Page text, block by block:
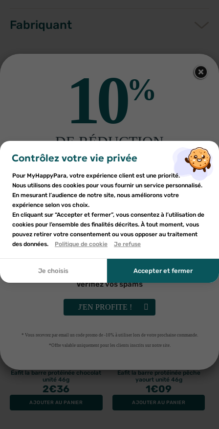
Fabriquant
Autres produits pour vous
EAFIT
Eafit boisson post effort orange
457g
12€66
AJOUTER AU PANIER
Eafit la barre protéinée pomme
yaourt unité 46g
2€36
AJOUTER AU PANIER
Eafit la barre protéinée chocolat
unité 46g
2€36
AJOUTER AU PANIER
Eafit la barre protéinée pêche
yaourt unité 46g
1€09
AJOUTER AU PANIER
Ajouter à ma liste d'envies ×
add_circle_outline
Créer une nouvelle liste
×
Nom de la liste d'envies
Annuler
Créer une liste d'envies
×
Vous devez être connecté pour ajouter des produits à votre
liste d'envies.
Annuler
Connexion
Contrôlez votre vie privée
Pour MyHappyPara, votre expérience client est une priorité.
Nous utilisons des cookies pour vous fournir un service personnalisé.
En mesurant l’audience de notre site, nous améliorons votre
expérience selon vos choix.
En cliquant sur “Accepter et fermer”, vous consentez à l’utilisation de
cookies pour l’ensemble des finalités décrites. À tout moment, vous
pouvez retirer votre consentement ou vous opposer au traitement
des données.
Politique de cookie Je refuse
Je choisis Accepter et fermer
10%
DE RÉDUCTION
sur votre première commande
Inscrivez-vous à notre newsletter et profitez
d'une réduction sur votre première commande*
En soumettant ce formulaire, j'accepte que les
informations saisies soient utilisées dans le cadre de
ma demande et de la relation commerciale qui peut en
découler. Vous référer à la politique de confidentialité.
Vérifiez vos spams
J'EN PROFITE !
* Vous recevrez par email un code promo de -10% à utiliser lors de votre prochaine commande.
*Offre valable uniquement pour les clients inscrits sur notre site.